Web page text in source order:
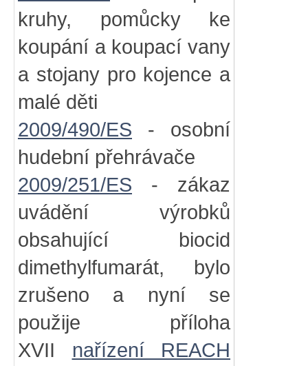
kruhy, pomůcky ke
koupání a koupací vany
a stojany pro kojence a
malé děti
2009/490/ES - osobní
hudební přehrávače
2009/251/ES - zákaz
uvádění výrobků
obsahující biocid
dimethylfumarát, bylo
zrušeno a nyní se
použije příloha
XVII nařízení REACH